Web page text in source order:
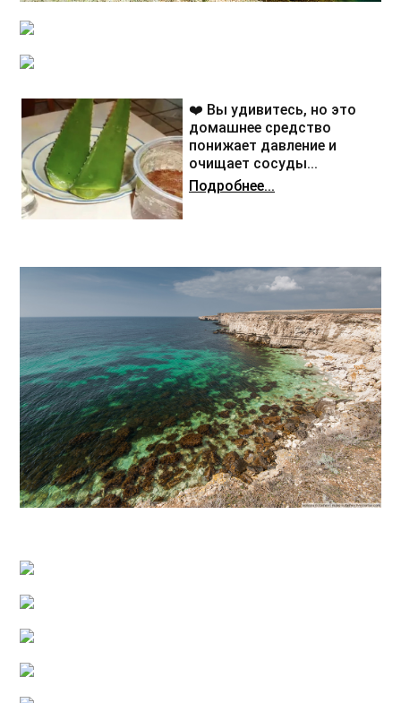
❤️ Вы удивитесь, но это
домашнее средство
понижает давление и
очищает сосуды...
Подробнее...